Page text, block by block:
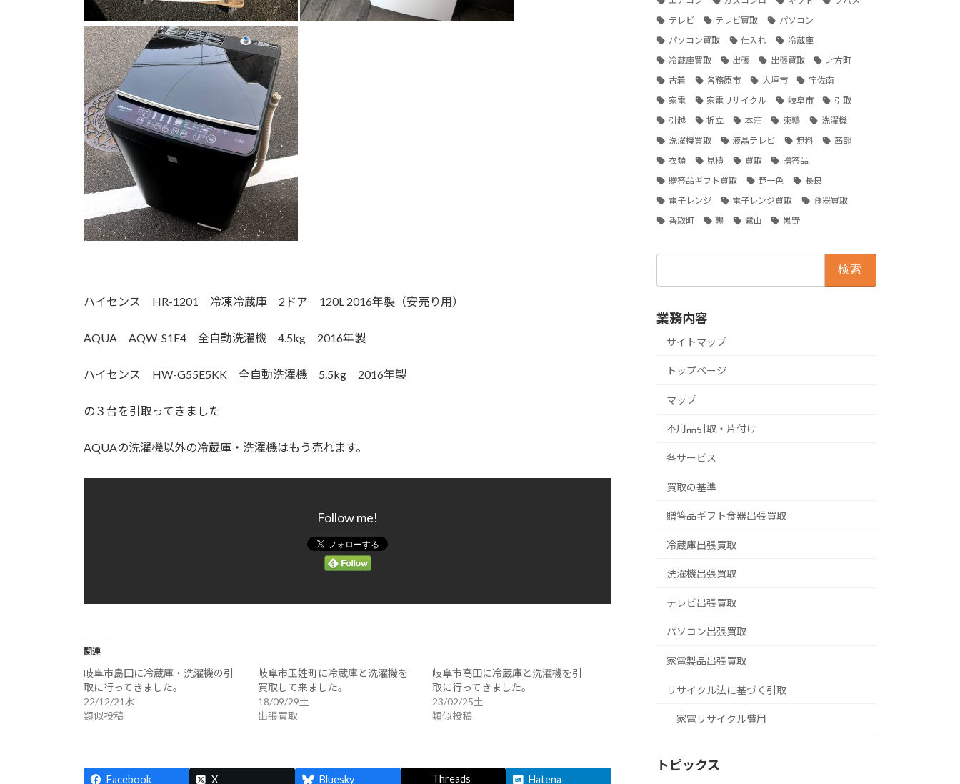
ハイセンス HR-1201 冷凍冷蔵庫 2ドア 120L 2016年製（安売り用）
AQUA AQW-S1E4 全自動洗濯機 4.5kg 2016年製
ハイセンス HW-G55E5KK 全自動洗濯機 5.5kg 2016年製
の３台を引取ってきました
AQUAの洗濯機以外の冷蔵庫・洗濯機はもう売れます。
Follow me!
関連
岐阜市島田に冷蔵庫・洗濯機の引
取に行ってきました。
22/12/21水
類似投稿
岐阜市玉姓町に冷蔵庫と洗濯機を
買取して来ました。
18/09/29土
出張買取
岐阜市高田に冷蔵庫と洗濯機を引
取に行ってきました。
23/02/25土
類似投稿
Facebook X Bluesky Threads Hatena
テレビ
テレビ買取
パソコン
パソコン買取
仕入れ
冷蔵庫
冷蔵庫買取
出張 出張買取
北方町
古着
各務原市 大垣市
宇佐南
家電
家電リサイクル 岐阜市
引取
引越
折立 本荘 東鶉
洗濯機
洗濯機買取
液晶テレビ 無料
茜部
衣類
見積 買取
贈答品
贈答品ギフト買取
野一色
長良
電子レンジ
電子レンジ買取
食器買取
香取町
鶉 鷺山 黒野
業務内容
サイトマップ
トップページ
マップ
不用品引取・片付け
各サービス
買取の基準
贈答品ギフト食器出張買取
冷蔵庫出張買取
洗濯機出張買取
テレビ出張買取
パソコン出張買取
家電製品出張買取
リサイクル法に基づく引取
家電リサイクル費用
トピックス